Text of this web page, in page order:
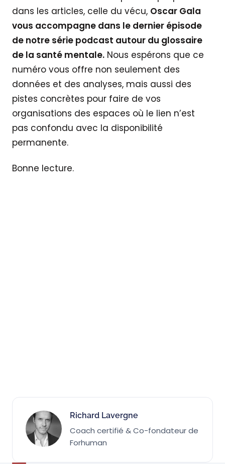
dans les articles, celle du vécu, Oscar Gala
vous accompagne dans le dernier épisode
de notre série podcast autour du glossaire
de la santé mentale. Nous espérons que ce
numéro vous offre non seulement des
données et des analyses, mais aussi des
pistes concrètes pour faire de vos
organisations des espaces où le lien n’est
pas confondu avec la disponibilité
permanente.
Bonne lecture.
Richard Lavergne
Coach certifié & Co-fondateur de
Forhuman